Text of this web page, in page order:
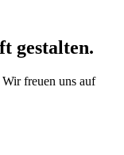
gestalten.
freuen uns auf